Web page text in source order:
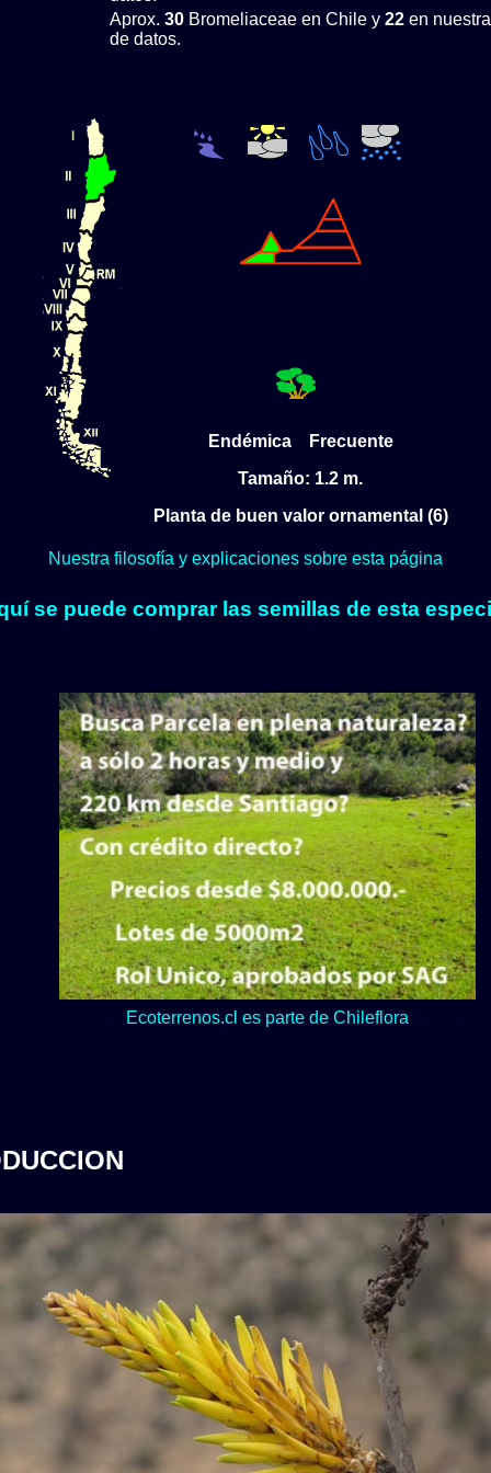
Aprox. 30 Bromeliaceae en Chile y 22 en
de datos.
Endémica Frecuente
Tamaño: 1.2 m.
Planta de buen valor ornamental (6)
Nuestra filosofía y explicaciones sobre esta página
se puede comprar las semillas de esta
Lo verde y naturaleza dominan en nuestro Loteo